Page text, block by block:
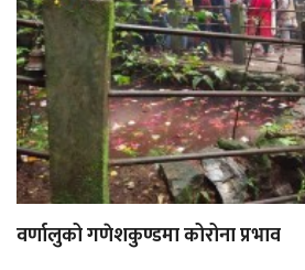
वर्णालुको गणेशकुण्डमा कोरोना प्रभाव